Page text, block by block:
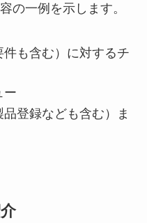
の一例を示します。
も含む）に対するチ
ー
登録なども含む）ま